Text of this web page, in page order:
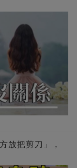
放把剪刀」，